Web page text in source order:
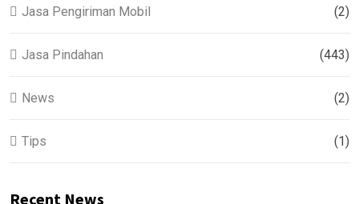
Jasa Pengiriman Mobil (2)
Jasa Pindahan (443)
News (2)
Tips (1)
Recent News